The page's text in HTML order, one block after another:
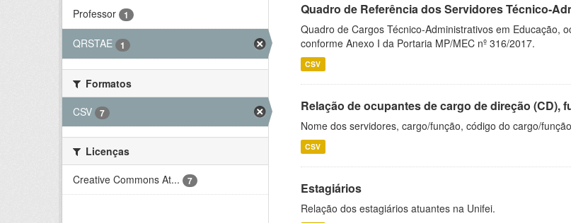
Professor 1
QRSTAE 1
Formatos
CSV
7
Licenças
Creative Commons At...
7
Quadro de Referência dos Servidores Técnico-
Quadro de Cargos Técnico-Administrativos em Educação,
conforme Anexo I da Portaria MP/MEC nº 316/2017.
CSV
Relação de ocupantes de cargo de direção (CD),
Nome dos servidores, cargo/função, código do cargo/
CSV
Estagiários
Relação dos estagiários atuantes na Unifei.